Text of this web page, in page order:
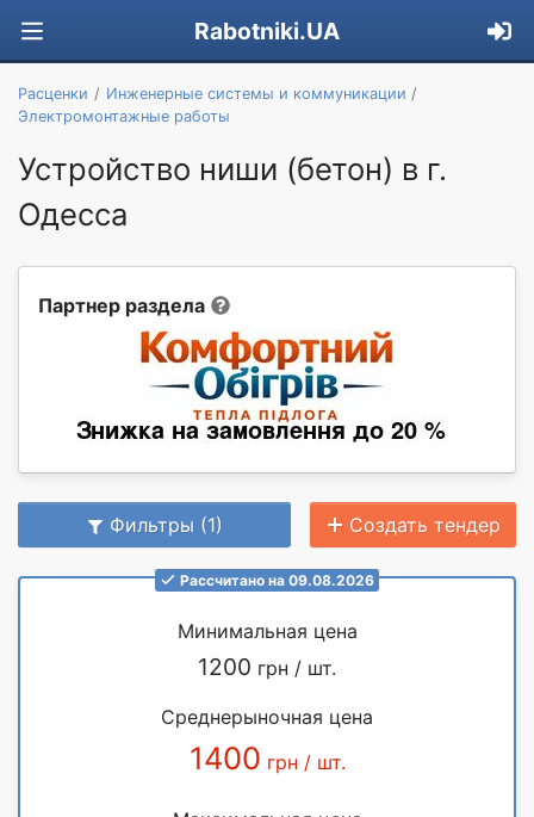
Rabotniki.UA
Расценки
Инженерные системы и коммуникации
Электромонтажные работы
Устройство ниши (бетон) в г.
Одесса
Партнер раздела
Фильтры (1) Создать тендер
Рассчитано на 09.08.2026
Минимальная цена
1200 грн / шт.
Среднерыночная цена
1400 грн / шт.